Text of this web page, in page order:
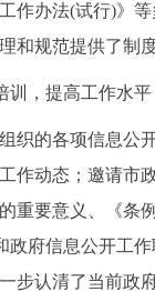
作办法(试行)》
和规范提供了制度
，提高工作水平
的各项信息公开
作动态；邀请市
重要意义、《条
政府信息公开工
步认清了当前政